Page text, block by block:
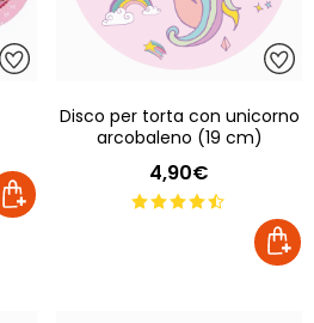
Disco per torta con unicorno
arcobaleno (19 cm)
4,90€